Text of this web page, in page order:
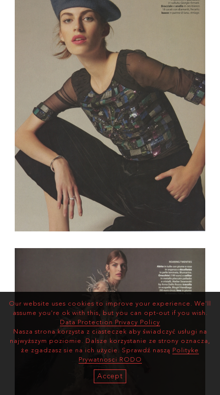
Our website uses cookies to improve your experience. We'll
assume you're ok with this, but you can opt-out if you wish.
Data Protection Privacy Policy
Nasza strona korzysta z ciasteczek aby świadczyć usługi na
najwyższym poziomie. Dalsze korzystanie ze strony oznacza,
że zgadzasz sie na ich użycie. Sprawdź naszą Polityke
Prywatnosci RODO
Accept